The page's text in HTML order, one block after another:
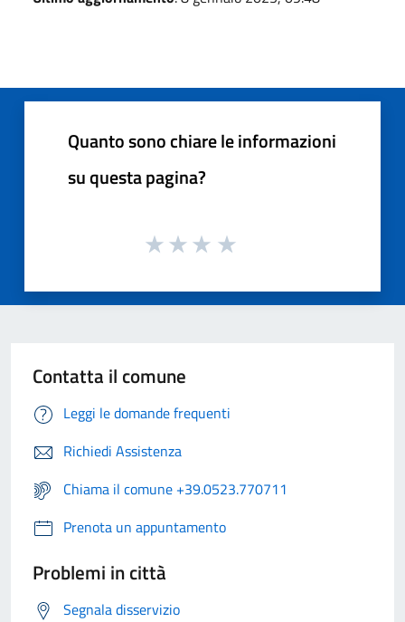
Quanto sono chiare le informazioni
su questa pagina?
Contatta il comune
Leggi le domande frequenti
Richiedi Assistenza
Chiama il comune +39.0523.770711
Prenota un appuntamento
Problemi in città
Segnala disservizio